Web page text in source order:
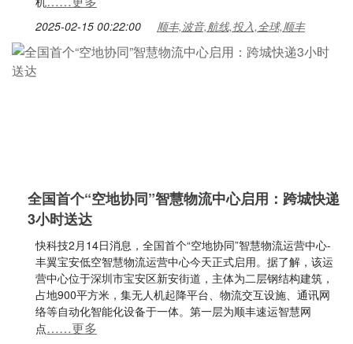
2025-02-15 00:22:00 顺丰,波音,航线,投入,全球,顺丰
全国首个“空地协同”智慧物流中心启用：跨城快递
3小时送达
快科技2月14日消息，全国首个“空地协同”智慧物流运营中心-
丰翼宝安低空智慧物流运营中心今天正式启用。据了解，该运
营中心位于深圳市宝安区新安街道，主体为二层钢结构建筑，
占地900平方米，集无人机起降平台、物流交互设施、通讯网
络等自动化智能化设备于一体。第一层为顺丰速运智慧网
点……更多